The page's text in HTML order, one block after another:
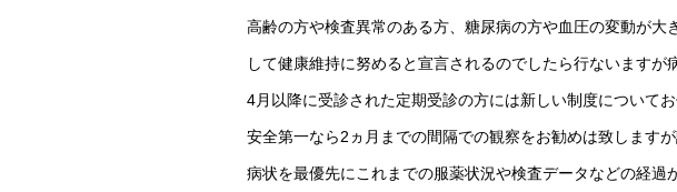
高齢の方や検査異常のある方、糖尿病の方や血圧の変動が
して健康維持に努めると宣言されるのでしたら行ないます
4月以降に受診された定期受診の方には新しい制度について
安全第一なら2ヵ月までの間隔での観察をお勧めは致します
病状を最優先にこれまでの服薬状況や検査データなどの経過